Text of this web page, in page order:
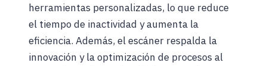
herramientas personalizadas, lo que reduce
el tiempo de inactividad y aumenta la
eficiencia. Además, el escáner respalda la
innovación y la optimización de procesos al